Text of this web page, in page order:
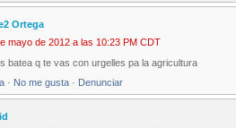
Ortega
mayo de 2012 a las 10:23 PM CDT
batea q te vas con urgelles pa la agricultura
· No me gusta · Denunciar